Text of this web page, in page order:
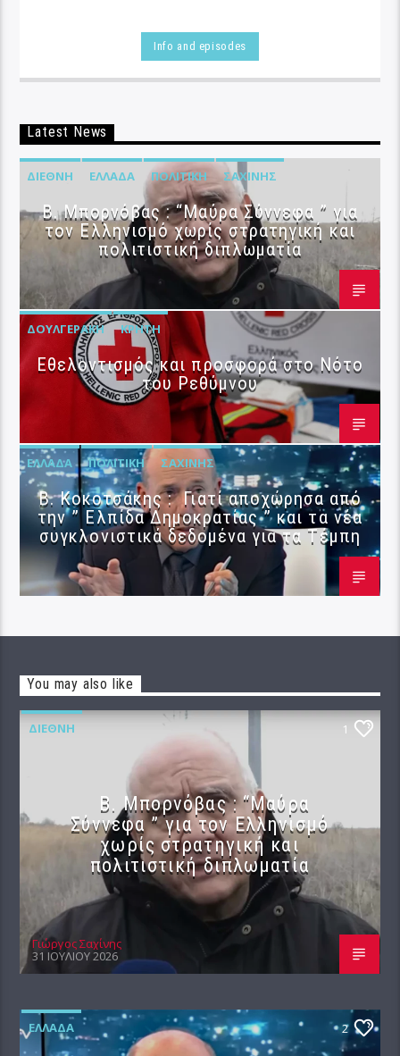
Info and episodes
Latest News
ΔΙΕΘΝΉ ΕΛΛΆΔΑ ΠΟΛΙΤΙΚΉ ΣΑΧΊΝΗΣ
B. Μπορνόβας : “Μαύρα Σύννεφα ” για
τον Ελληνισμό χωρίς στρατηγική και
πολιτιστική διπλωματία
ΔΟΥΛΓΕΡΆΚΗ ΚΡΉΤΗ
Εθελοντισμός και προσφορά στο Νότο
του Ρεθύμνου
ΕΛΛΆΔΑ ΠΟΛΙΤΙΚΉ ΣΑΧΊΝΗΣ
Β. Κοκοτσάκης : Γιατί αποχώρησα από
την ” Ελπίδα Δημοκρατίας ” και τα νέα
συγκλονιστικά δεδομένα για τα Τέμπη
You may also like
ΔΙΕΘΝΉ 1
B. Μπορνόβας : “Μαύρα
Σύννεφα ” για τον Ελληνισμό
χωρίς στρατηγική και
πολιτιστική διπλωματία
Γιώργος Σαχίνης
31 ΙΟΥΛΊΟΥ 2026
ΕΛΛΆΔΑ 2